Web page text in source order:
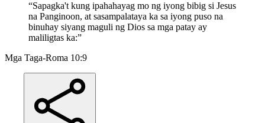
“Sapagka't kung ipahahayag mo ng iyong bibig si Jesus
na Panginoon, at sasampalataya ka sa iyong puso na
binuhay siyang maguli ng Dios sa mga patay ay
maliligtas ka:”
Mga Taga-Roma 10:9